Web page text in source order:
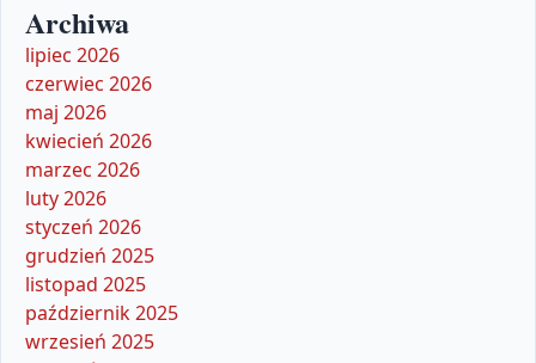
Archiwa
lipiec 2026
czerwiec 2026
maj 2026
kwiecień 2026
marzec 2026
luty 2026
styczeń 2026
grudzień 2025
listopad 2025
październik 2025
wrzesień 2025